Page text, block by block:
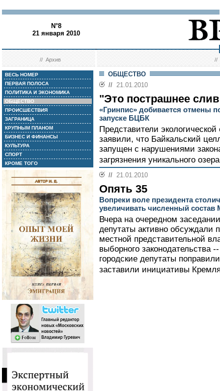
N°8
21 января 2010
//Архив //
ВЕСЬ НОМЕР
ПЕРВАЯ ПОЛОСА
ПОЛИТИКА И ЭКОНОМИКА
ОБЩЕСТВО
ПРОИСШЕСТВИЯ
ЗАГРАНИЦА
КРУПНЫМ ПЛАНОМ
БИЗНЕС И ФИНАНСЫ
КУЛЬТУРА
СПОРТ
КРОМЕ ТОГО
ОБЩЕСТВО
// 21.01.2010
"Это пострашнее
«Гринпис» добивается отмены
запуске БЦБК
Представители
заявили, что Байкальский
запущен с нарушениями
загрязнения уникального
// 21.01.2010
Опять 35
Вопреки воле президента
увеличивать численный
Вчера на очередном
депутаты активно обсуждали
местной представительной
выборного законодательства
городские депутаты
заставили инициативы